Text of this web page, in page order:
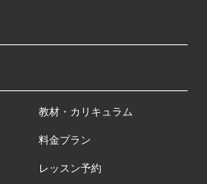
教材・カリキュラム
料金プラン
レッスン予約